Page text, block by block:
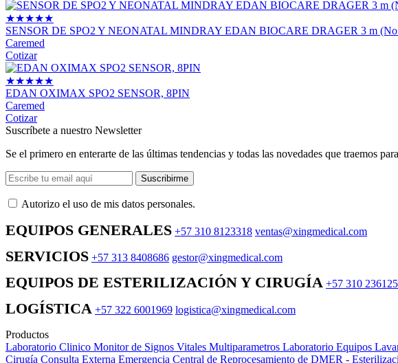
★★★★★
SENSOR DE SPO2 Y NEONATAL MINDRAY EDAN BIOCARE DRAGER 3 m
Caremed
Cotizar
★★★★★
EDAN OXIMAX SPO2 SENSOR, 8PIN
Caremed
Cotizar
Suscríbete a nuestro Newsletter
Se el primero en enterarte de las últimas tendencias y todas las novedades que traemos
Suscribirme
Autorizo ​​el uso de mis datos personales.
EQUIPOS GENERALES +57 310 8123318 ventas@xingmedical.com
SERVICIOS +57 313 8408686 gestor@xingmedical.com
EQUIPOS DE ESTERILIZACIÓN Y CIRUGÍA +57 310
LOGÍSTICA +57 322 6001969 logistica@xingmedical.com
Productos
Laboratorio Clinico Monitor de Signos Vitales Multiparametros Laboratorio Equipos
Cirugía Consulta Externa Emergencia Central de Reprocesamiento de DMER -